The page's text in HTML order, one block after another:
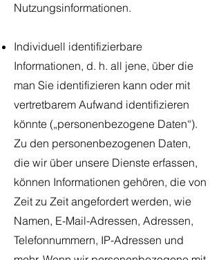
Nutzungsinformationen.
Individuell identifizierbare
Informationen, d. h. all jene, über die
man Sie identifizieren kann oder mit
vertretbarem Aufwand identifizieren
könnte („personenbezogene Daten“).
Zu den personenbezogenen Daten,
die wir über unsere Dienste erfassen,
können Informationen gehören, die von
Zeit zu Zeit angefordert werden, wie
Namen, E-Mail-Adressen, Adressen,
Telefonnummern, IP-Adressen und